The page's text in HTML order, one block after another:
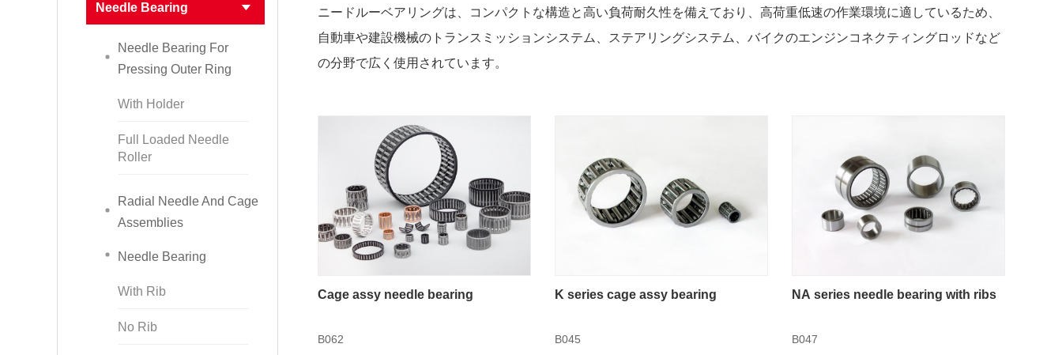
Needle Bearing
Needle Bearing For
Pressing Outer Ring
With Holder
Full Loaded Needle
Roller
Radial Needle And Cage
Assemblies
Needle Bearing
With Rib
No Rib
ニードルーベアリングは、コンパクトな構造と高い負荷耐久性を備えており、高荷重低速の作業環境に適しているため、
自動車や建設機械のトランスミッションシステム、ステアリングシステム、バイクのエンジンコネクティングロッドなど
の分野で広く使用されています。
Cage assy needle bearing
B062
K series cage assy bearing
B045
NA series needle bearing with ribs
B047